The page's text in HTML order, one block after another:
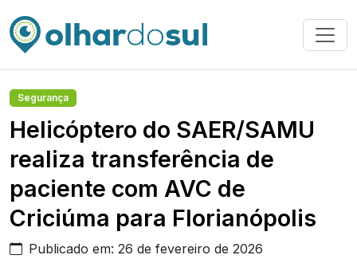
Segurança
Helicóptero do SAER/SAMU
realiza transferência de
paciente com AVC de
Criciúma para Florianópolis
Publicado em: 26 de fevereiro de 2026